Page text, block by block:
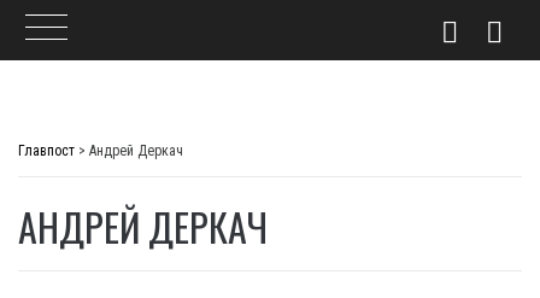
Главпост > Андрей Деркач
АНДРЕЙ ДЕРКАЧ